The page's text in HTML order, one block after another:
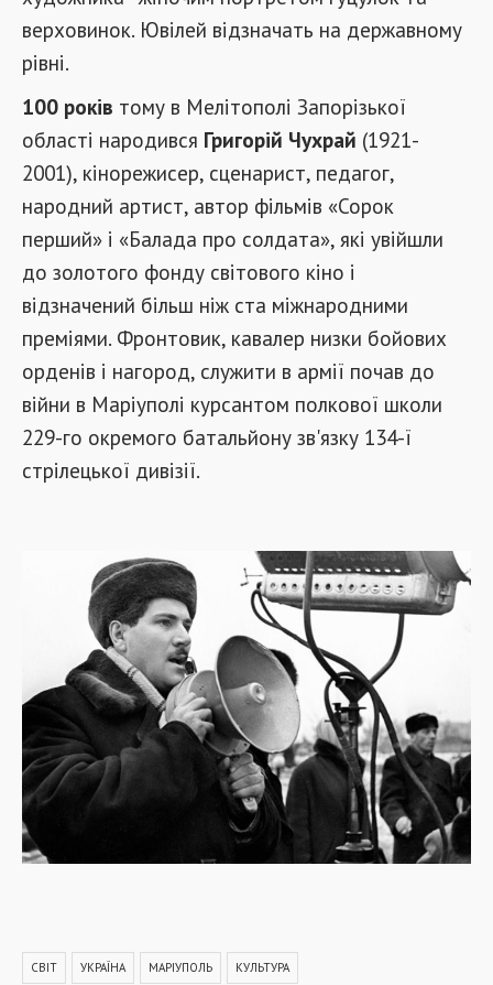
верховинок. Ювілей відзначать на державному
рівні.
100 років тому в Мелітополі Запорізької
області народився Григорій Чухрай (1921-
2001), кінорежисер, сценарист, педагог,
народний артист, автор фільмів «Сорок
перший» і «Балада про солдата», які увійшли
до золотого фонду світового кіно і
відзначений більш ніж ста міжнародними
преміями. Фронтовик, кавалер низки бойових
орденів і нагород, служити в армії почав до
війни в Маріуполі курсантом полкової школи
229-го окремого батальйону зв'язку 134-ї
стрілецької дивізії.
СВІТ УКРАЇНА МАРІУПОЛЬ КУЛЬТУРА